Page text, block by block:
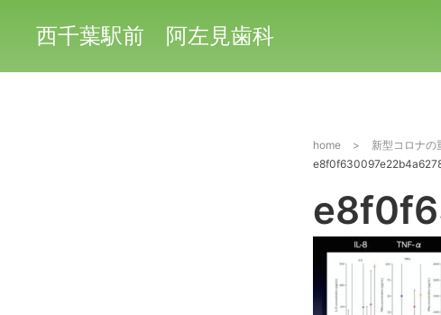
西千葉駅前 阿左見歯科
home > 新型コロナの